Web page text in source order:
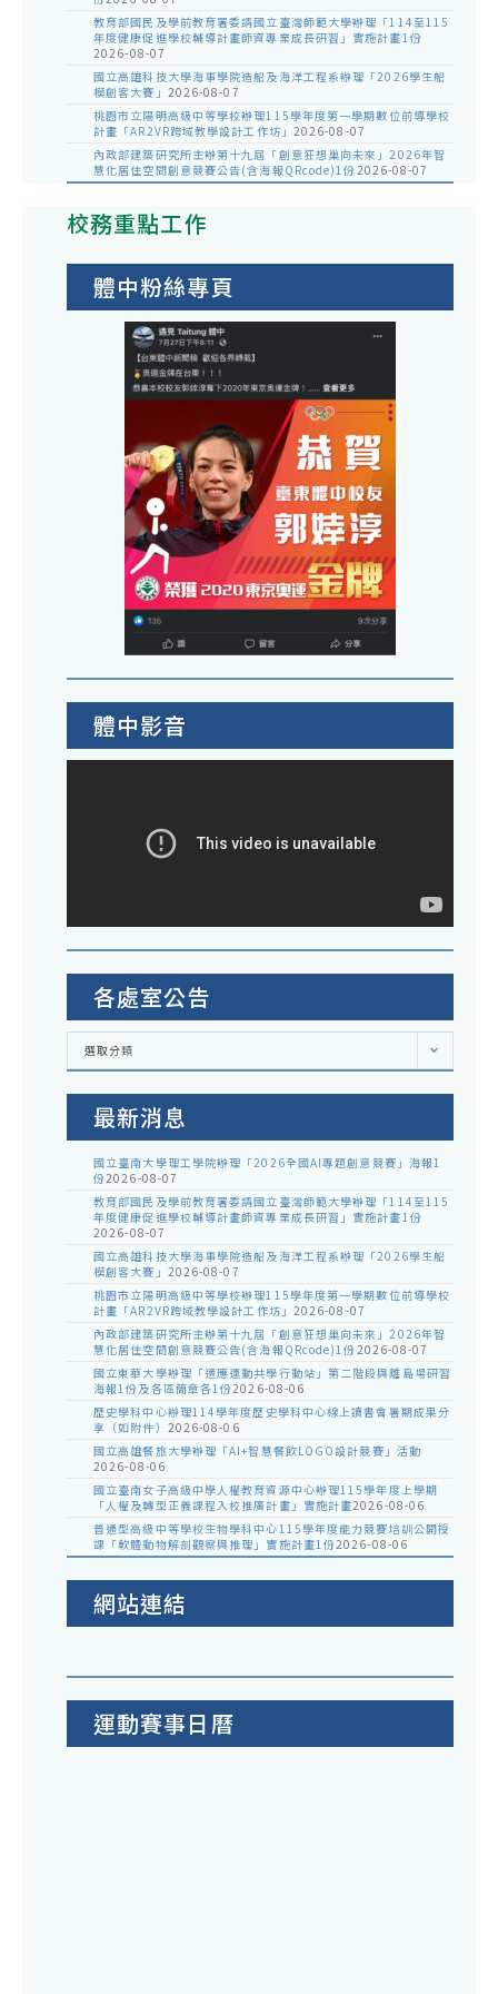
教育部國民及學前教育署委請國立臺灣師範大學辦理「114至115
年度健康促進學校輔導計畫師資專業成長研習」實施計畫1份
2026-08-07
國立高雄科技大學海事學院造船及海洋工程系辦理「2026學生船
模創客大賽」 2026-08-07
桃園市立陽明高級中等學校辦理115學年度第一學期數位前導學校
計畫「AR2VR跨域教學設計工作坊」 2026-08-07
內政部建築研究所主辦第十九屆「創意狂想巢向未來」2026年智
慧化居住空間創意競賽公告(含海報QRcode)1份2026-08-07
校務重點工作
體中粉絲專頁
體中影音
各處室公告
各
室
選取分類
最新消息
國立臺南大學理工學院辦理「2026全國AI專題創意競賽」海報1
份2026-08-07
教育部國民及學前教育署委請國立臺灣師範大學辦理「114至115
年度健康促進學校輔導計畫師資專業成長研習」實施計畫1份
2026-08-07
國立高雄科技大學海事學院造船及海洋工程系辦理「2026學生船
模創客大賽」 2026-08-07
桃園市立陽明高級中等學校辦理115學年度第一學期數位前導學校
計畫「AR2VR跨域教學設計工作坊」 2026-08-07
內政部建築研究所主辦第十九屆「創意狂想巢向未來」2026年智
慧化居住空間創意競賽公告(含海報QRcode)1份2026-08-07
國立東華大學辦理「適應運動共學行動站」第二階段與離島場研習
海報1份及各區簡章各1份2026-08-06
歷史學科中心辦理114學年度歷史學科中心線上讀書會暑期成果分
享（如附件） 2026-08-06
國立高雄餐旅大學辦理「AI+智慧餐飲LOGO設計競賽」活動
2026-08-06
國立臺南女子高級中學人權教育資源中心辦理115學年度上學期
「人權及轉型正義課程入校推廣計畫」實施計畫2026-08-06
普通型高級中等學校生物學科中心115學年度能力競賽培訓公開授
課「軟體動物解剖觀察與推理」實施計畫1份2026-08-06
網站連結
運動賽事日曆